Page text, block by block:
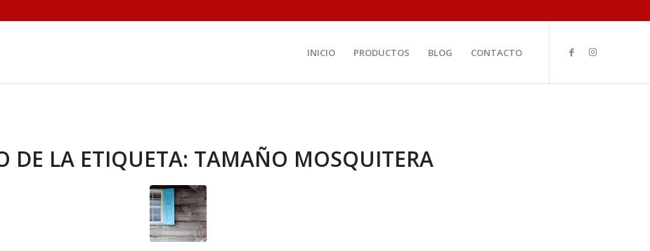
INICIO PRODUCTOS BLOG CONTACTO
DE LA ETIQUETA: TAMAÑO MOSQUITERA